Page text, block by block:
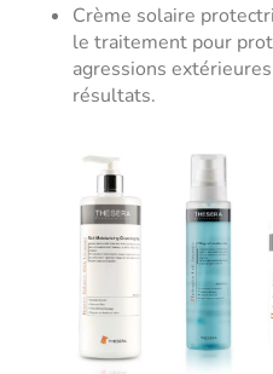
Crème solaire
le traitement pour
agressions
résultats.